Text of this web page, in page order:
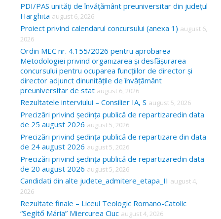
c
h
f
o
r
PDI/PAS unități de învățământ preuniversitar din județul
Harghita august 6, 2026
Proiect privind calendarul concursului (anexa 1) august 6,
2026
Ordin MEC nr. 4.155/2026 pentru aprobarea
Metodologiei privind organizarea și desfășurarea
concursului pentru ocuparea funcțiilor de director și
director adjunct dinunitățile de învățământ
preuniversitar de stat august 6, 2026
Rezultatele interviului – Consilier IA, S august 5, 2026
Precizări privind ședința publică de repartizaredin data
de 25 august 2026 august 5, 2026
Precizări privind ședința publică de repartizare din data
de 24 august 2026 august 5, 2026
Precizări privind ședința publică de repartizaredin data
de 20 august 2026 august 5, 2026
Candidati din alte judete_admitere_etapa_II august 4,
2026
Rezultate finale – Liceul Teologic Romano-Catolic
“Segítő Mária” Miercurea Ciuc august 4, 2026